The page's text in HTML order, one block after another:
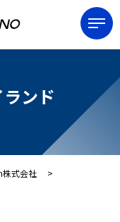
ンド
株式会社